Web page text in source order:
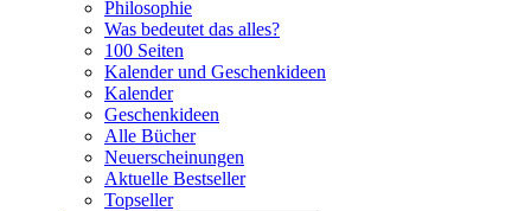
Philosophie
Was bedeutet das alles?
100 Seiten
Kalender und Geschenkideen
Kalender
Geschenkideen
Alle Bücher
Neuerscheinungen
Aktuelle Bestseller
Topseller